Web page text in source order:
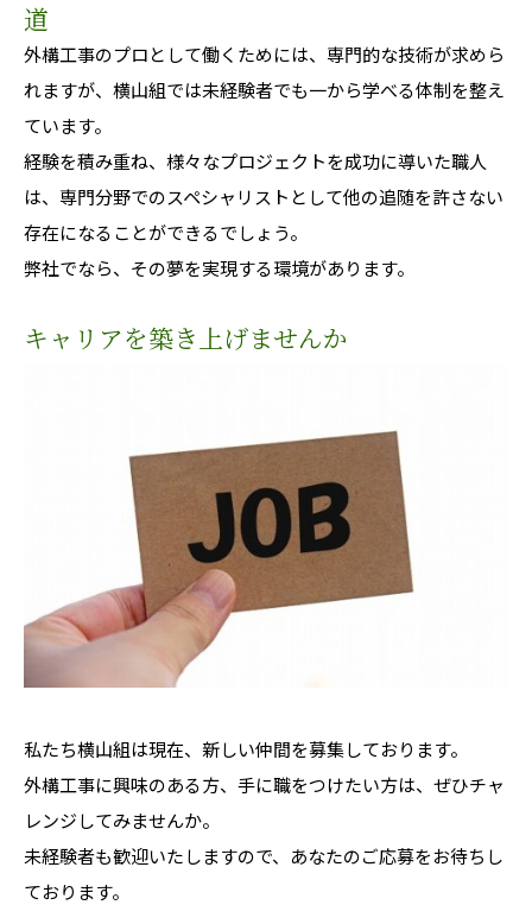
道
外構工事のプロとして働くためには、専門的な技術が求めら
れますが、横山組では未経験者でも一から学べる体制を整え
ています。
経験を積み重ね、様々なプロジェクトを成功に導いた職人
は、専門分野でのスペシャリストとして他の追随を許さない
存在になることができるでしょう。
弊社でなら、その夢を実現する環境があります。
キャリアを築き上げませんか
私たち横山組は現在、新しい仲間を募集しております。
外構工事に興味のある方、手に職をつけたい方は、ぜひチャ
レンジしてみませんか。
未経験者も歓迎いたしますので、あなたのご応募をお待ちし
ております。